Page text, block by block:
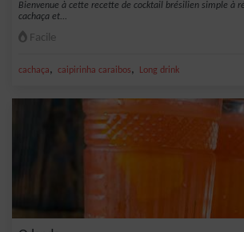
Bienvenue à cette recette de cocktail brésilien simple à
cachaça et...
Facile
cachaça, caipirinha caraibos, Long drink